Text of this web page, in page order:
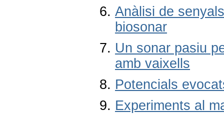
Anàlisi de
biosonar
Un sonar pasiu
amb vaixells
Potencials
Experiments al